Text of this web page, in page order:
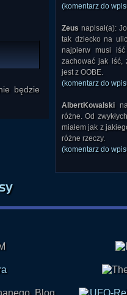
będzie
(komentarz do
Zeus napisał(a):
tak dziecko na
najpierw musi
zachować jak iść,
jest z OOBE.
(komentarz do
AlbertKowalski
różne. Od
miałem jak z
różne rzeczy.
(komentarz do